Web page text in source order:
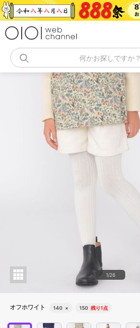
コ
ン
キ
何かお探しですか？
1/26
オフホワイト 140 × 150 残り1点